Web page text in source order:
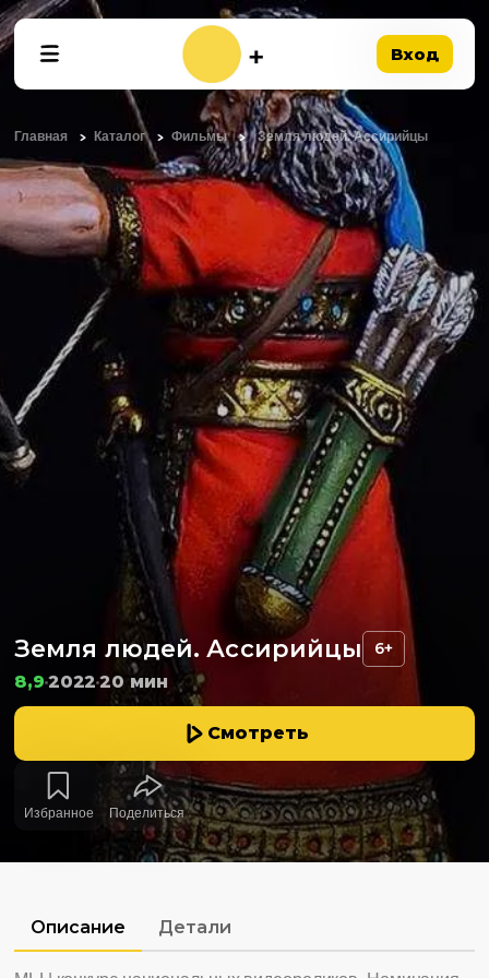
Вход
Главная Каталог Фильмы Земля людей. Ассирийцы
Земля людей. Ассирийцы 6+
8,9202220 мин
Смотреть
Избранное Поделиться
Описание Детали